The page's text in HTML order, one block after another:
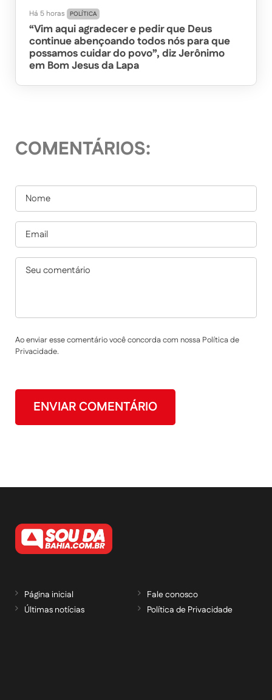
Há 5 horas POLÍTICA
“Vim aqui agradecer e pedir que Deus
continue abençoando todos nós para que
possamos cuidar do povo”, diz Jerônimo
em Bom Jesus da Lapa
COMENTÁRIOS:
Ao enviar esse comentário você concorda com nossa Política de
Privacidade.
Página inicial
Últimas notícias
Fale conosco
Política de Privacidade